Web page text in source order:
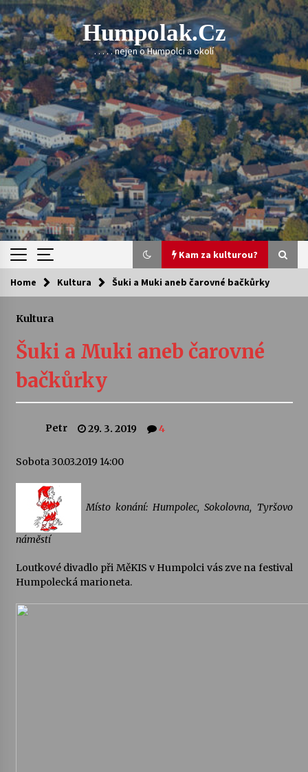
Skip
to
content
Humpolak.cz
. . . . . nejen o Humpolci a okolí
Kam za kulturou?
Kam za kulturou?
Sukuba Ensemble
4. 8. 2026
Vernisáž výstavy Josefíny Duškové: Stávám se
kapkou
Veselí muzikanti
Letní koncerty ve Stromovce: Kolchoz a
Home Kultura Šuki a Muki aneb čarovné bačkůrky
Kultura
Šuki a Muki aneb čarovné
bačkůrky
Petr 29. 3. 2019 4
Sobota 30.03.2019 14:00
Místo konání: Humpolec, Sokolovna, Tyršovo
náměstí
Loutkové divadlo při MěKIS v Humpolci vás zve na festival
Humpolecká marioneta.